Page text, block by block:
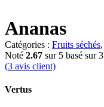
Ananas
Catégories : Fruits séchés,
Noté 2.67 sur 5 basé sur3
(3 avis client)
Vertus